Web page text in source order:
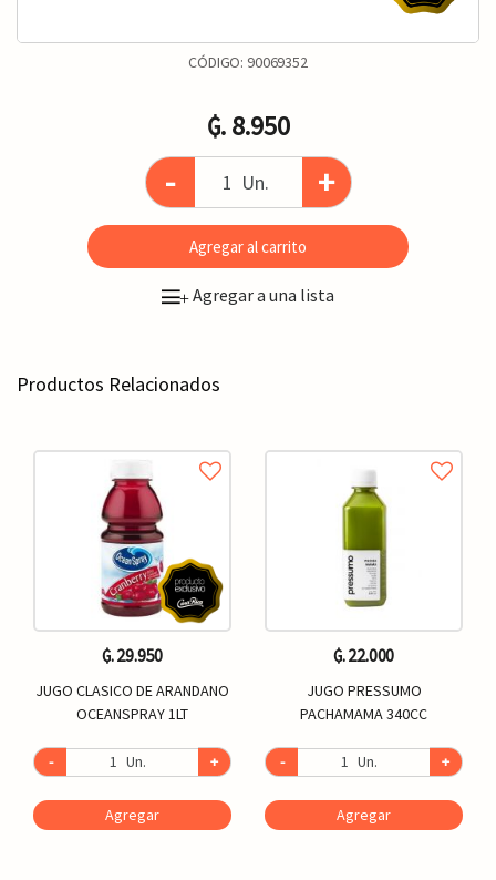
CÓDIGO: 90069352
₲. 8.950
- Un. +
Agregar al carrito
+Agregar a una lista
Productos Relacionados
₲. 29.950
JUGO CLASICO DE ARANDANO
OCEANSPRAY 1LT
- Un. +
Agregar
₲. 22.000
JUGO PRESSUMO
PACHAMAMA 340CC
- Un. +
Agregar